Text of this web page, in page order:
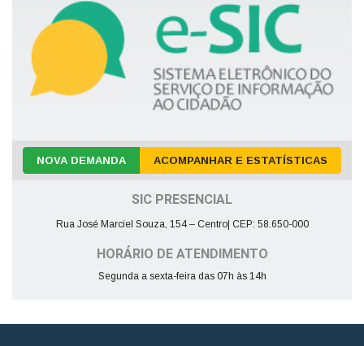
NOVA DEMANDA ACOMPANHAR E ESTATÍSTICAS
SIC PRESENCIAL
Rua José Marciel Souza, 154 – Centro| CEP: 58.650-000
HORÁRIO DE ATENDIMENTO
Segunda a sexta-feira das 07h às 14h